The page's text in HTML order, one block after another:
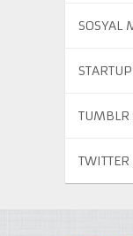
SOSYAL
STARTUP
TUMBLR
TWITTER